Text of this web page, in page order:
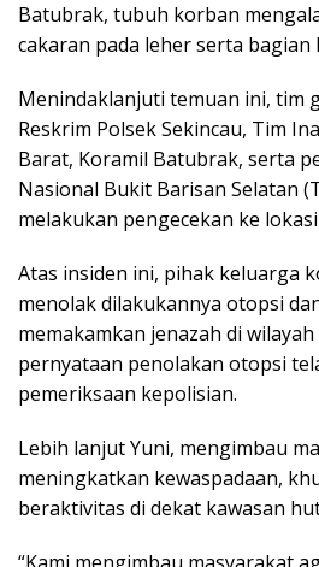
Batubrak, tubuh korban
cakaran pada leher serta bagian
Menindaklanjuti temuan ini, tim
Reskrim Polsek Sekincau, Tim
Barat, Koramil Batubrak, serta
Nasional Bukit Barisan Selatan
melakukan pengecekan ke
Atas insiden ini, pihak keluarga
menolak dilakukannya otopsi
memakamkan jenazah di
pernyataan penolakan otopsi
pemeriksaan kepolisian.
Lebih lanjut Yuni, mengimbau
meningkatkan kewaspadaan,
beraktivitas di dekat kawasan